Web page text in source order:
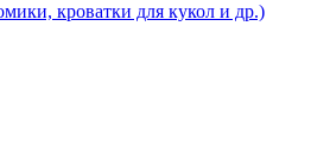
кроватки для кукол и др.)